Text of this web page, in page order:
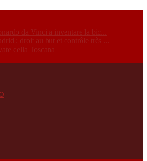
da Vinci a inventare la bic...
: droit au but et contrôle très ...
della Toscana